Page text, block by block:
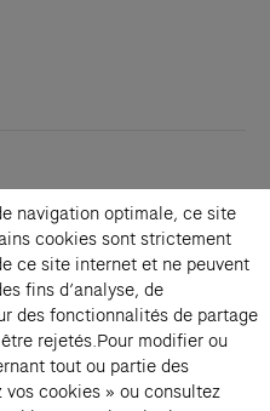
→
navigation optimale, ce site
cookies sont strictement
ce site internet et ne peuvent
fins d’analyse, de
des fonctionnalités de partage
rejetés.Pour modifier ou
tout ou partie des
cookies » ou consultez